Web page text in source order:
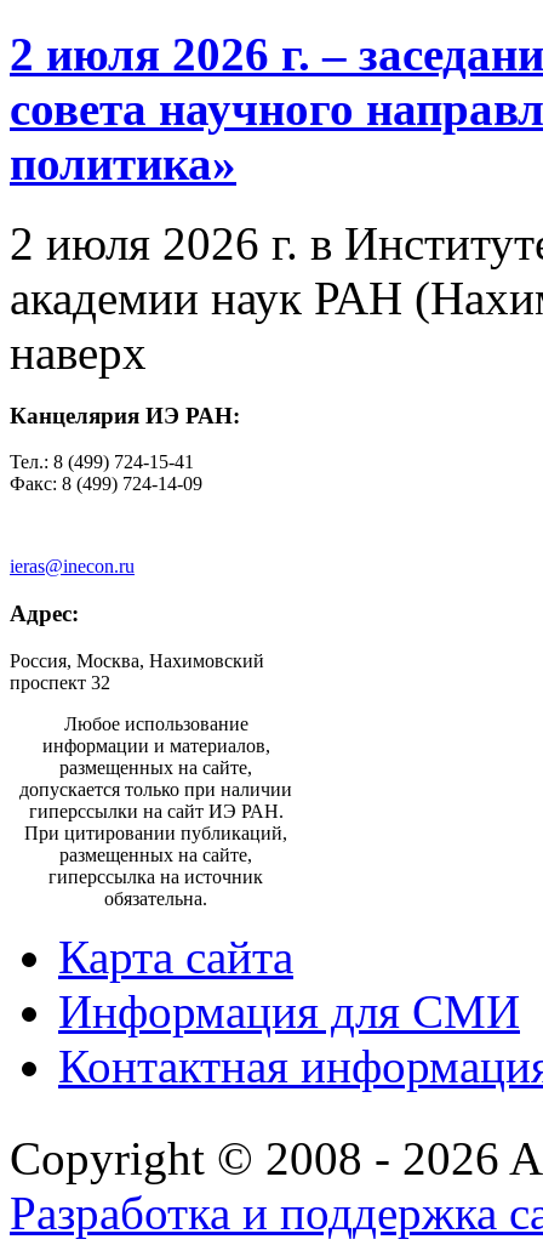
2 июля 2026 г. –
совета научного
политика»
2 июля 2026 г. в
академии наук РАН
наверх
Канцелярия ИЭ РАН:
Тел.: 8 (499) 724-15-41
Факс: 8 (499) 724-14-09
ieras@inecon.ru
Адрес:
Россия, Москва, Нахимовский
проспект 32
Любое использование
информации и материалов,
размещенных на сайте,
допускается только при наличии
гиперссылки на сайт ИЭ РАН.
При цитировании публикаций,
размещенных на сайте,
гиперссылка на источник
обязательна.
Карта сайта
Информация для СМИ
Контактная
Copyright © 2008 - 2026
Разработка и поддержка